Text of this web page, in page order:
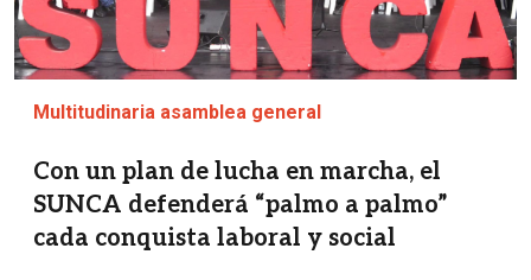
Multitudinaria asamblea general
Con un plan de lucha en marcha, el
SUNCA defenderá “palmo a palmo”
cada conquista laboral y social